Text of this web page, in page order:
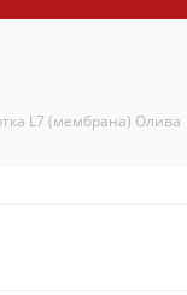
L7 (мембрана) Олива